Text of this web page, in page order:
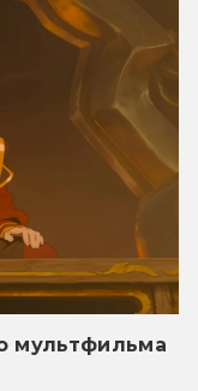
мультфильма